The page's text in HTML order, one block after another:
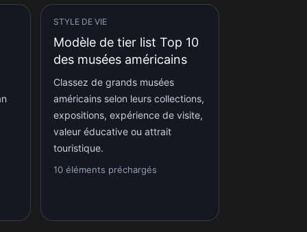
STYLE DE VIE
Modèle de tier list Top 10
des musées américains
Classez de grands musées
américains selon leurs collections,
expositions, expérience de visite,
valeur éducative ou attrait
touristique.
10 éléments préchargés